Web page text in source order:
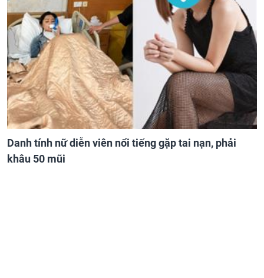
Danh tính nữ diễn viên nổi tiếng gặp tai nạn, phải
khâu 50 mũi